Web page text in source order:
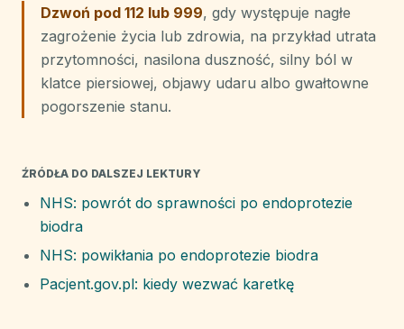
Dzwoń pod 112 lub 999, gdy występuje nagłe
zagrożenie życia lub zdrowia, na przykład utrata
przytomności, nasilona duszność, silny ból w
klatce piersiowej, objawy udaru albo gwałtowne
pogorszenie stanu.
ŹRÓDŁA DO DALSZEJ LEKTURY
NHS: powrót do sprawności po endoprotezie
biodra
NHS: powikłania po endoprotezie biodra
Pacjent.gov.pl: kiedy wezwać karetkę